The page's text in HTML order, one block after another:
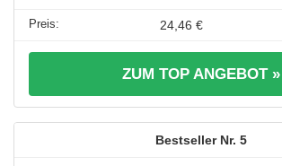
24,46 €
ZUM TOP ANGEBOT »
5